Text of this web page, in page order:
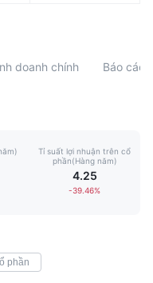
doanh chính
Báo cáo
Tỉ suất lợi nhuận trên cổ
phần(Hàng năm)
4.25
-39.46%
phần